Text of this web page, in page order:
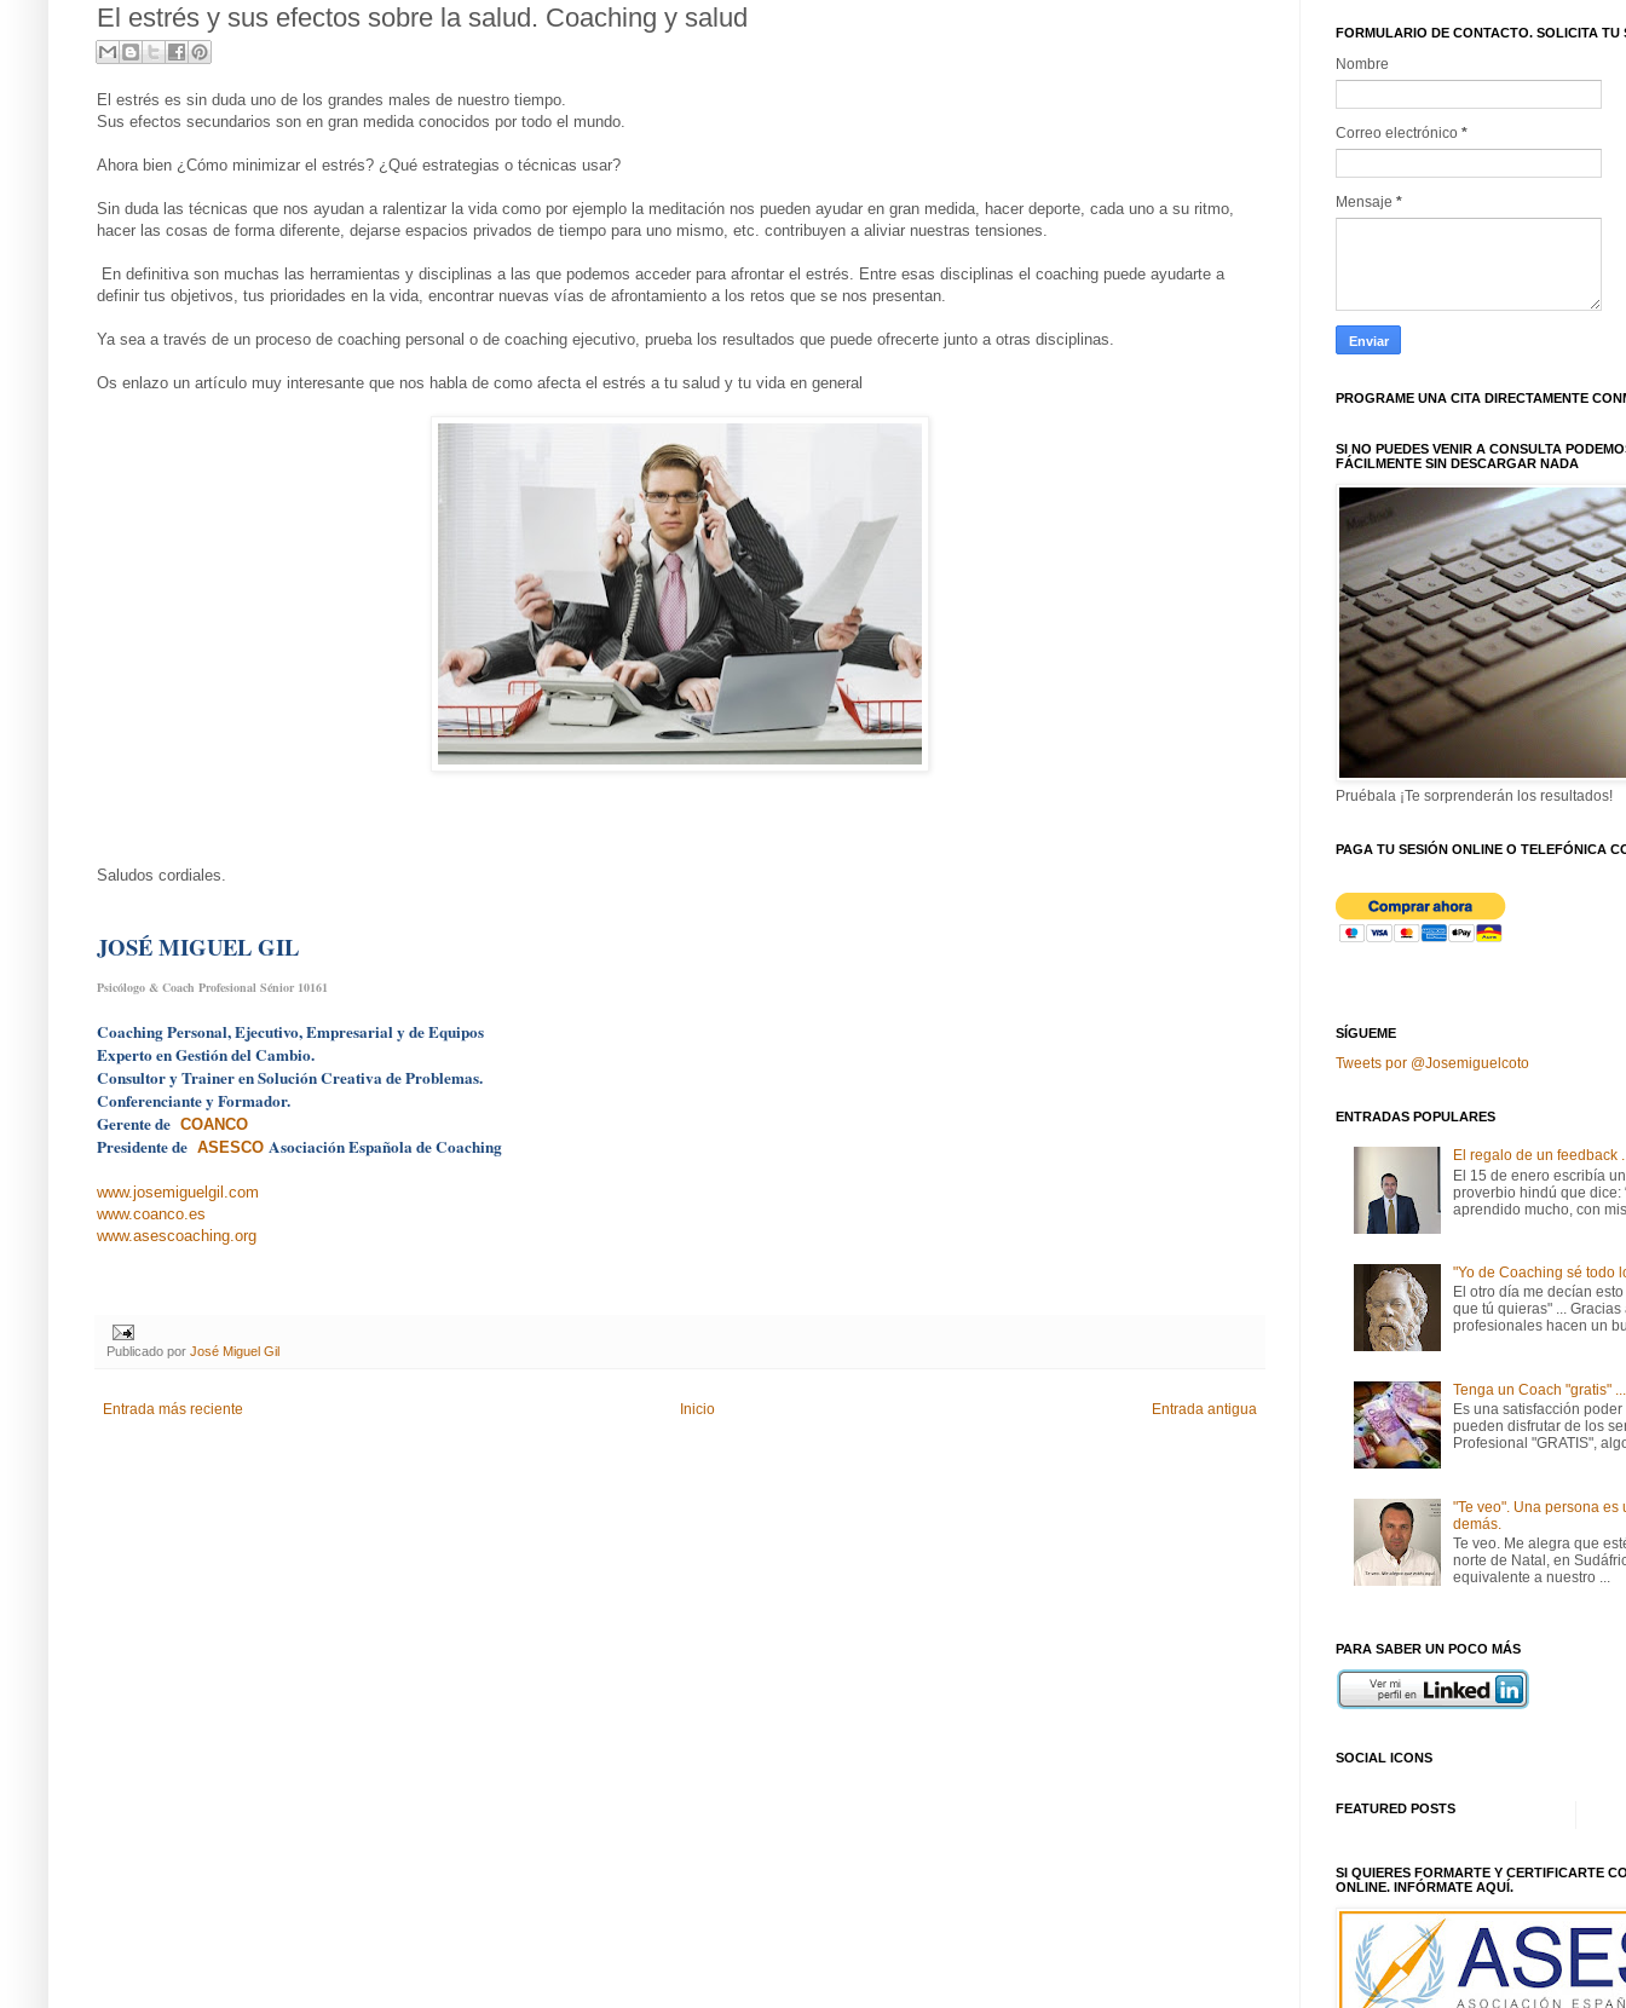
El estrés y sus efectos sobre la salud. Coaching y salud
El estrés es sin duda uno de los grandes males de nuestro tiempo.
Sus efectos secundarios son en gran medida conocidos por todo el mundo.
Ahora bien ¿Cómo minimizar el estrés? ¿Qué estrategias o técnicas usar?
Sin duda las técnicas que nos ayudan a ralentizar la vida como por ejemplo la meditación nos pueden ayudar en gran medida, hacer deporte, cada uno a su ritmo,
hacer las cosas de forma diferente, dejarse espacios privados de tiempo para uno mismo, etc. contribuyen a aliviar nuestras tensiones.
En definitiva son muchas las herramientas y disciplinas a las que podemos acceder para afrontar el estrés. Entre esas disciplinas el coaching puede ayudarte a
definir tus objetivos, tus prioridades en la vida, encontrar nuevas vías de afrontamiento a los retos que se nos presentan.
Ya sea a través de un proceso de coaching personal o de coaching ejecutivo, prueba los resultados que puede ofrecerte junto a otras disciplinas.
Os enlazo un artículo muy interesante que nos habla de como afecta el estrés a tu salud y tu vida en general
Saludos cordiales.
JOSÉ MIGUEL GIL
Psicólogo & Coach Profesional Sénior 10161
Coaching Personal, Ejecutivo, Empresarial y de Equipos
Experto en Gestión del Cambio.
Consultor y Trainer en Solución Creativa de Problemas.
Conferenciante y Formador.
Gerente de COANCO
Presidente de ASESCO Asociación Española de Coaching
www.josemiguelgil.com
www.coanco.es
www.asescoaching.org
Publicado por José Miguel Gil
Entrada más reciente Entrada antigua
Inicio
FORMULARIO DE CONTACTO. SOLICITA TU
Nombre
Correo electrónico *
Mensaje *
PROGRAME UNA CITA DIRECTAMENTE
SI NO PUEDES VENIR A CONSULTA
FÁCILMENTE SIN DESCARGAR NADA
Pruébala ¡Te sorprenderán los resultados!
PAGA TU SESIÓN ONLINE O TELEFÓNICA
SÍGUEME
Tweets por @Josemiguelcoto
ENTRADAS POPULARES
El regalo de un feedback
El 15 de enero escribía
proverbio hindú que dice:
aprendido mucho, con
"Yo de Coaching sé todo
El otro día me decían
que tú quieras" ...
profesionales hacen un
Tenga un Coach "gratis" ...
Es una satisfacción
pueden disfrutar de los
Profesional "GRATIS",
"Te veo". Una persona
demás.
Te veo. Me alegra que
norte de Natal, en
equivalente a nuestro ...
PARA SABER UN POCO MÁS
SOCIAL ICONS
FEATURED POSTS
SI QUIERES FORMARTE Y CERTIFICARTE
ONLINE. INFÓRMATE AQUÍ.